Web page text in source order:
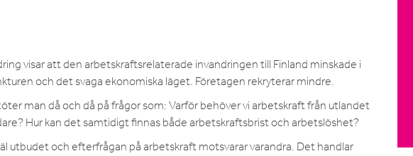
visar att den arbetskraftsrelaterade invandringen till Finland minskade i
och det svaga ekonomiska läget. Företagen rekryterar mindre.
man då och då på frågor som: Varför behöver vi arbetskraft från utlandet
Hur kan det samtidigt finnas både arbetskraftsbrist och arbetslöshet?
utbudet och efterfrågan på arbetskraft motsvarar varandra. Det handlar